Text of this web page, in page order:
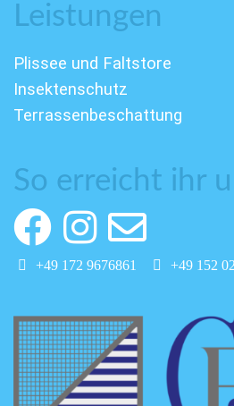
Leistungen
Plissee und Faltstore
Insektenschutz
Terrassenbeschattung
So erreicht ihr
+49 172 9676861 +49 152